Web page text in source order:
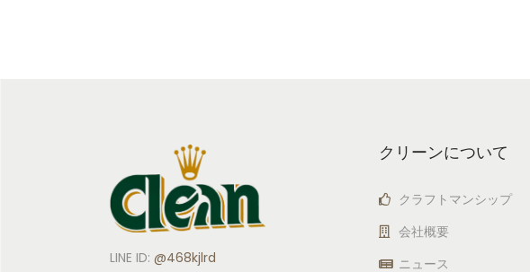
LINE ID: @468kjlrd
クリーンについて
クラフトマンシップ
会社概要
ニュース